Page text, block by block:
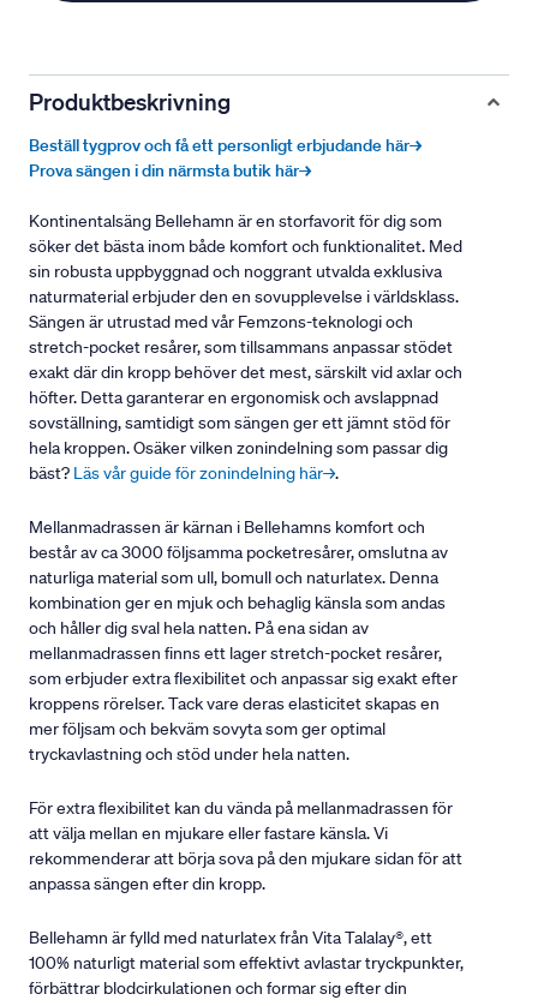
Produktbeskrivning
Beställ tygprov och få ett personligt erbjudande här→
Prova sängen i din närmsta butik här→
Kontinentalsäng Bellehamn är en storfavorit för dig som
söker det bästa inom både komfort och funktionalitet. Med
sin robusta uppbyggnad och noggrant utvalda exklusiva
naturmaterial erbjuder den en sovupplevelse i världsklass.
Sängen är utrustad med vår Femzons-teknologi och
stretch-pocket resårer, som tillsammans anpassar stödet
exakt där din kropp behöver det mest, särskilt vid axlar och
höfter. Detta garanterar en ergonomisk och avslappnad
sovställning, samtidigt som sängen ger ett jämnt stöd för
hela kroppen. Osäker vilken zonindelning som passar dig
bäst? Läs vår guide för zonindelning här→.
Mellanmadrassen är kärnan i Bellehamns komfort och
består av ca 3000 följsamma pocketresårer, omslutna av
naturliga material som ull, bomull och naturlatex. Denna
kombination ger en mjuk och behaglig känsla som andas
och håller dig sval hela natten. På ena sidan av
mellanmadrassen finns ett lager stretch-pocket resårer,
som erbjuder extra flexibilitet och anpassar sig exakt efter
kroppens rörelser. Tack vare deras elasticitet skapas en
mer följsam och bekväm sovyta som ger optimal
tryckavlastning och stöd under hela natten.
För extra flexibilitet kan du vända på mellanmadrassen för
att välja mellan en mjukare eller fastare känsla. Vi
rekommenderar att börja sova på den mjukare sidan för att
anpassa sängen efter din kropp.
Bellehamn är fylld med naturlatex från Vita Talalay®, ett
100% naturligt material som effektivt avlastar tryckpunkter,
förbättrar blodcirkulationen och formar sig efter din